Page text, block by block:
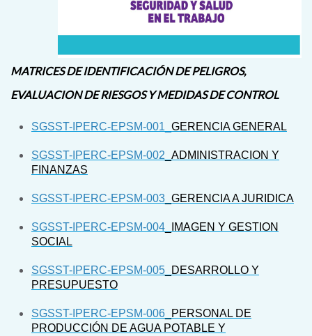
MATRICES DE IDENTIFICACIÓN DE PELIGROS,
EVALUACION DE RIESGOS Y MEDIDAS DE CONTROL
SGSST-IPERC-EPSM-001_ GERENCIA GENERAL
SGSST-IPERC-EPSM-002 _ADMINISTRACION Y
FINANZAS
SGSST-IPERC-EPSM-003 _GERENCIA A JURIDICA
SGSST-IPERC-EPSM-004 _IMAGEN Y GESTION
SOCIAL
SGSST-IPERC-EPSM-005 _DESARROLLO Y
PRESUPUESTO
SGSST-IPERC-EPSM-006 _PERSONAL DE
PRODUCCIÓN DE AGUA POTABLE Y